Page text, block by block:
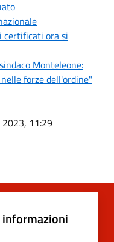
certificati ora si
Monteleone:
forze dell'ordine"
11:29
informazioni